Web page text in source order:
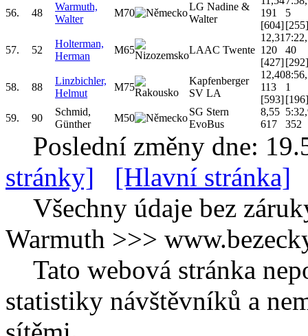
56. 48
Warmuth,
Walter
M70
LG Nadine &
Walter
191
[604]
5
[255]
57. 52
Holterman,
Herman
M65 LAAC Twente
12,31
120
[427]
40
[292]
58. 88
Linzbichler,
Helmut
M75
Kapfenberger
SV LA
12,40
113
[593]
1
[196]
59.
90
Schmid,
Günther
M50
SG Stern
EvoBus
8,55
617
352
Poslední změny dne:
stránky]
[Hlavní stránka]
Všechny údaje bez
Warmuth >>>
Tato webová stránka
statistiky návštěvníků a